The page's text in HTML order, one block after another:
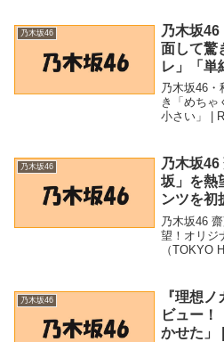
乃木坂46
乃木坂
面して驚
レ」「単
TODAY
乃木坂46
き「めちゃ
小さい」 |
くちゃオシ
乃木坂46
乃木坂
坂」を熱
ンツを初
ース –
乃木坂46
望！オリジ
（TOKYO
を熱望！
乃木坂46
『理想
ビュー！
かせた」